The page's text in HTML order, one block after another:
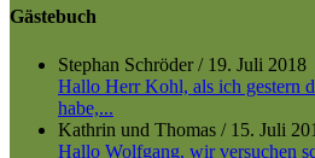
Gästebuch
Stephan Schröder/ 19. Juli 2018
Hallo Herr Kohl, als ich gestern
habe,...
Kathrin und Thomas / 15. Juli
Hallo Wolfgang, wir versuchen